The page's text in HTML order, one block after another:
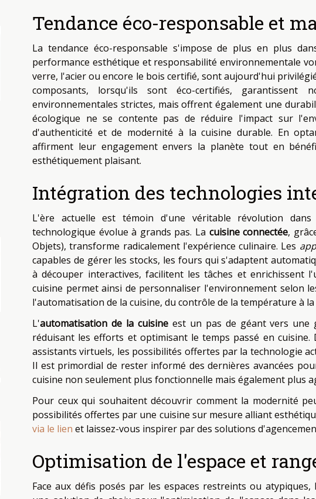
Tendance éco-responsable et
La tendance éco-responsable s'impose de plus en plus
performance esthétique et responsabilité environnementale
verre, l'acier ou encore le bois certifié, sont aujourd'hui
composants, lorsqu'ils sont éco-certifiés,
environnementales strictes, mais offrent également une
écologique ne se contente pas de réduire l'impact sur
d'authenticité et de modernité à la cuisine durable. En
affirment leur engagement envers la planète tout en
esthétiquement plaisant.
Intégration des technologies
L'ère actuelle est témoin d'une véritable révolution
technologique évolue à grands pas. La cuisine connectée,
Objets), transforme radicalement l'expérience culinaire. Les
capables de gérer les stocks, les fours qui s'adaptent
à découper interactives, facilitent les tâches et enrichissent
cuisine permet ainsi de personnaliser l'environnement selon
l'automatisation de la cuisine, du contrôle de la température à
L'automatisation de la cuisineest un pas de géant vers une
réduisant les efforts et optimisant le temps passé en cuisine.
assistants virtuels, les possibilités offertes par la technologie
Il est primordial de rester informé des dernières avancées
cuisine non seulement plus fonctionnelle mais également plus
Pour ceux qui souhaitent découvrir comment la modernité
possibilités offertes par une cuisine sur mesure alliant
via le lien et laissez-vous inspirer par des solutions
Optimisation de l'espace et
Face aux défis posés par les espaces restreints ou